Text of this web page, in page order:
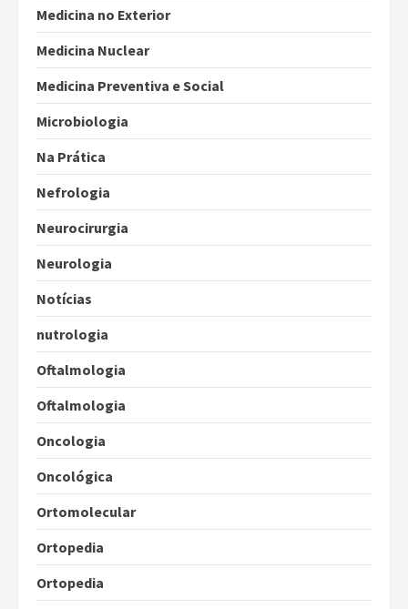
Medicina no Exterior
Medicina Nuclear
Medicina Preventiva e Social
Microbiologia
Na Prática
Nefrologia
Neurocirurgia
Neurologia
Notícias
nutrologia
Oftalmologia
Oftalmologia
Oncologia
Oncológica
Ortomolecular
Ortopedia
Ortopedia